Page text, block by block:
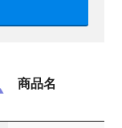
商品名